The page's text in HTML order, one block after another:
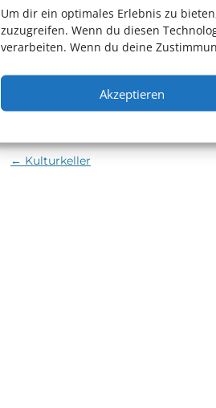
Um dir ein optimales Erlebnis zu
zuzugreifen. Wenn du diesen
verarbeiten. Wenn du deine
Akzeptieren
<li>Keine Veranstaltungen an
Beitragsnavigation
← Kulturkeller